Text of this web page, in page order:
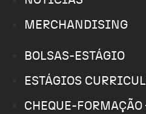
MERCHANDISING
BOLSAS-ESTÁGIO
ESTÁGIOS
CHEQUE-